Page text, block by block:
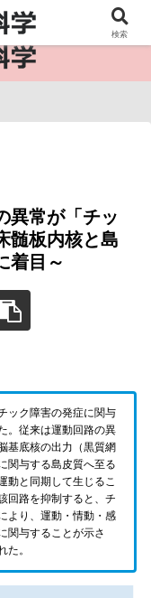
フラ。
異常が「チッ
髄板内核と島
着目～
ック障害の発症に関与
。従来は運動回路の異
基底核の出力（黒質網
関与する島皮質へ至る
動と同期して生じるこ
回路を抑制すると、チ
より、運動・情動・感
関与することが示さ
た。
検索